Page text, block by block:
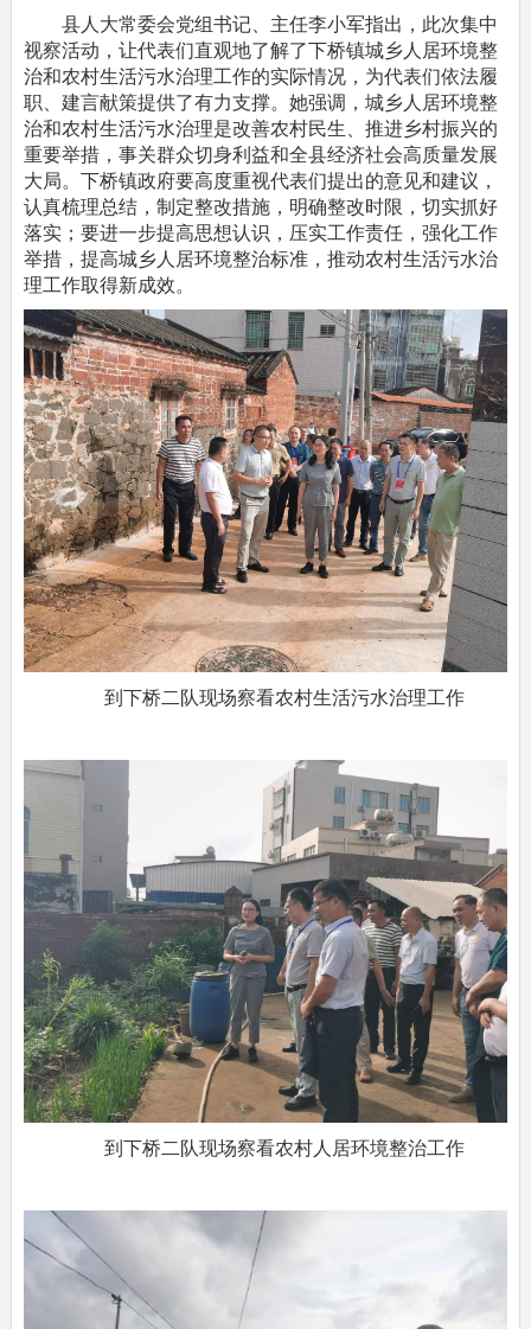
县人大常委会党组书记、主任李小军指出，此次集中
视察活动，让代表们直观地了解了下桥镇城乡人居环境整
治和农村生活污水治理工作的实际情况，为代表们依法履
职、建言献策提供了有力支撑。她强调，城乡人居环境整
治和农村生活污水治理是改善农村民生、推进乡村振兴的
重要举措，事关群众切身利益和全县经济社会高质量发展
大局。下桥镇政府要高度重视代表们提出的意见和建议，
认真梳理总结，制定整改措施，明确整改时限，切实抓好
落实；要进一步提高思想认识，压实工作责任，强化工作
举措，提高城乡人居环境整治标准，推动农村生活污水治
理工作取得新成效。
到下桥二队现场察看农村生活污水治理工作
到下桥二队现场察看农村人居环境整治工作